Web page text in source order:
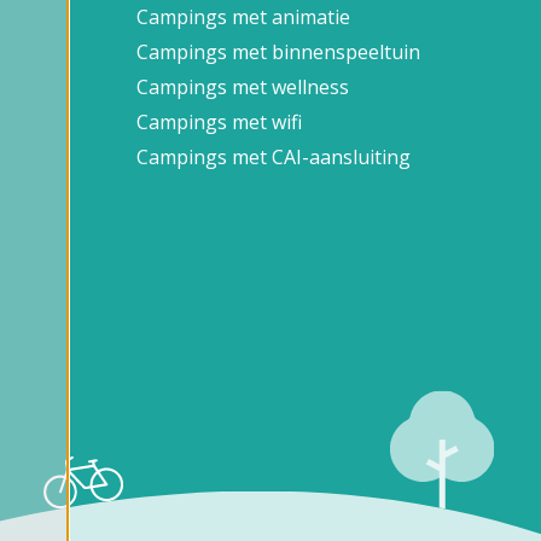
Campings met animatie
Campings met binnenspeeltuin
Campings met wellness
Campings met wifi
Campings met CAI-aansluiting